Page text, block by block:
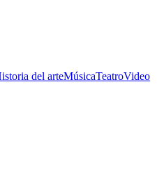
del arteMúsicaTeatroVideo